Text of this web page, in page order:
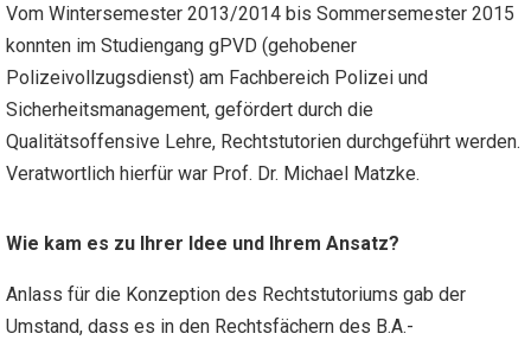
Vom Wintersemester 2013/2014 bis Sommersemester 2015
konnten im Studiengang gPVD (gehobener
Polizeivollzugsdienst) am Fachbereich Polizei und
Sicherheitsmanagement, gefördert durch die
Qualitätsoffensive Lehre, Rechtstutorien durchgeführt werden.
Veratwortlich hierfür war Prof. Dr. Michael Matzke.
Wie kam es zu Ihrer Idee und Ihrem Ansatz?
Anlass für die Konzeption des Rechtstutoriums gab der
Umstand, dass es in den Rechtsfächern des B.A.-